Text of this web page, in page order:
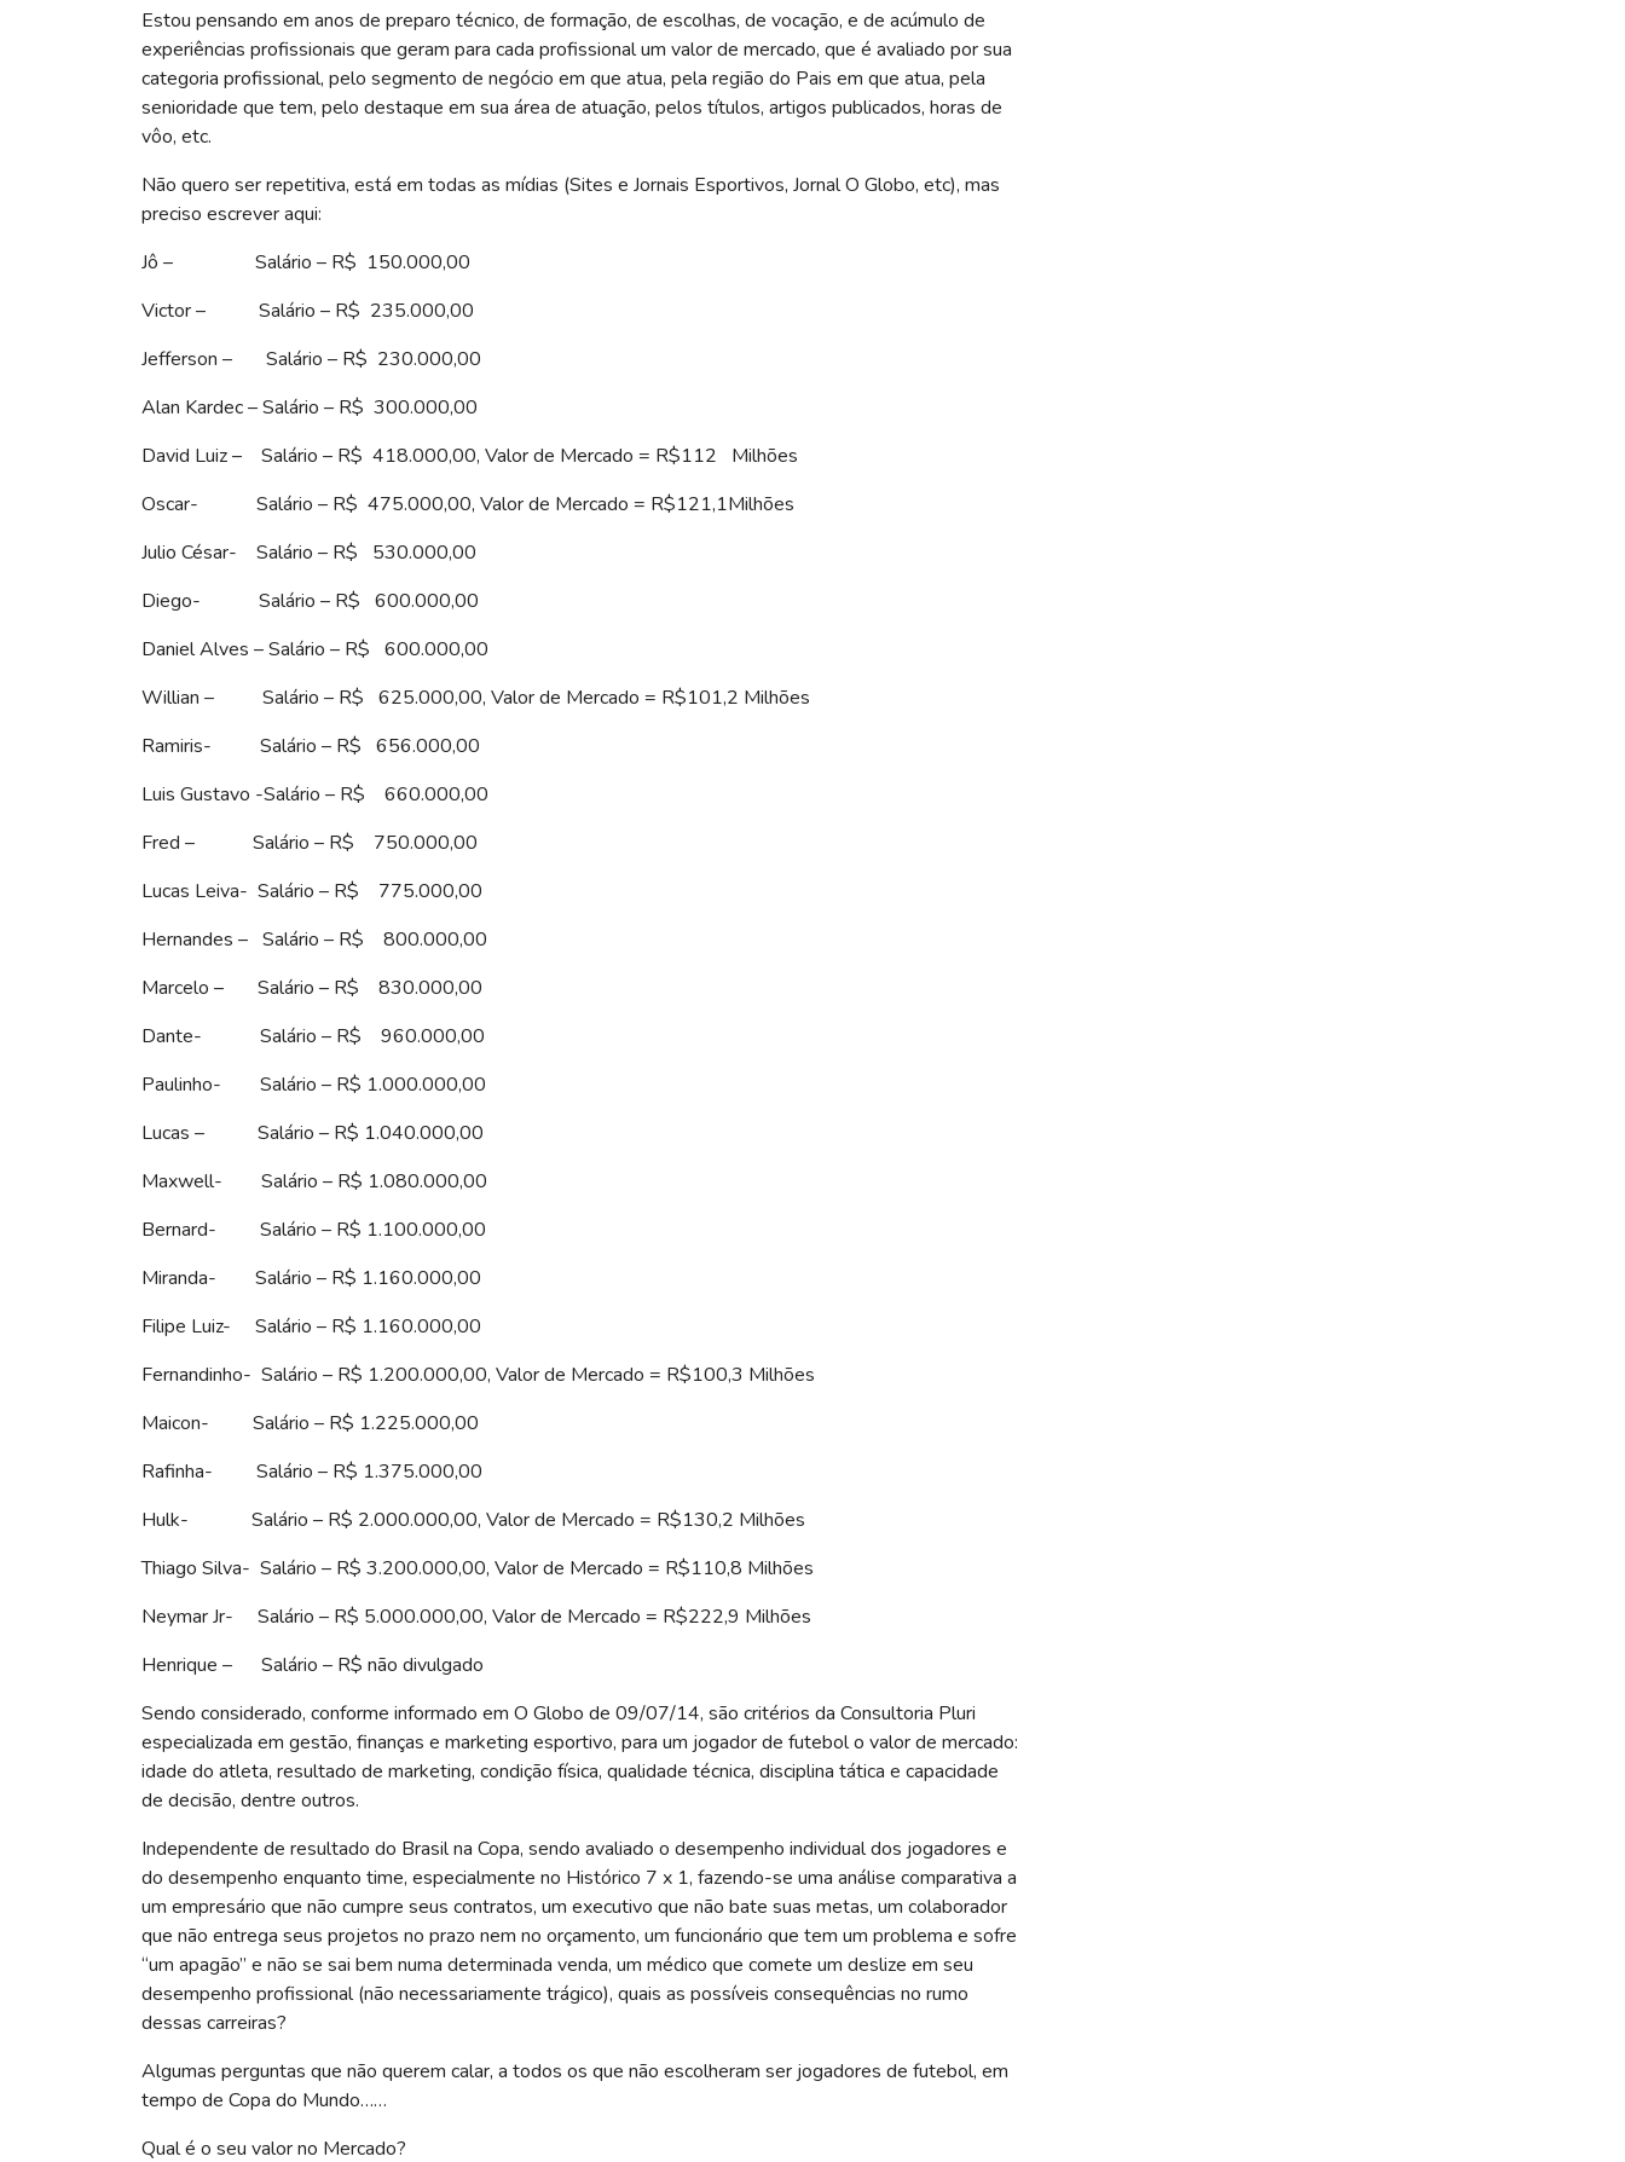
Estou pensando em anos de preparo técnico, de formação, de escolhas, de vocação, e de acúmulo de
experiências profissionais que geram para cada profissional um valor de mercado, que é avaliado por sua
categoria profissional, pelo segmento de negócio em que atua, pela região do Pais em que atua, pela
senioridade que tem, pelo destaque em sua área de atuação, pelos títulos, artigos publicados, horas de
vôo, etc.
Não quero ser repetitiva, está em todas as mídias (Sites e Jornais Esportivos, Jornal O Globo, etc), mas
preciso escrever aqui:
Jô – Salário – R$ 150.000,00
Victor – Salário – R$ 235.000,00
Jefferson – Salário – R$ 230.000,00
Alan Kardec – Salário – R$ 300.000,00
David Luiz – Salário – R$ 418.000,00, Valor de Mercado = R$112 Milhões
Oscar- Salário – R$ 475.000,00, Valor de Mercado = R$121,1Milhões
Julio César- Salário – R$ 530.000,00
Diego- Salário – R$ 600.000,00
Daniel Alves – Salário – R$ 600.000,00
Willian – Salário – R$ 625.000,00, Valor de Mercado = R$101,2 Milhões
Ramiris- Salário – R$ 656.000,00
Luis Gustavo -Salário – R$ 660.000,00
Fred – Salário – R$ 750.000,00
Lucas Leiva- Salário – R$ 775.000,00
Hernandes – Salário – R$ 800.000,00
Marcelo – Salário – R$ 830.000,00
Dante- Salário – R$ 960.000,00
Paulinho- Salário – R$ 1.000.000,00
Lucas – Salário – R$ 1.040.000,00
Maxwell- Salário – R$ 1.080.000,00
Bernard- Salário – R$ 1.100.000,00
Miranda- Salário – R$ 1.160.000,00
Filipe Luiz- Salário – R$ 1.160.000,00
Fernandinho- Salário – R$ 1.200.000,00, Valor de Mercado = R$100,3 Milhões
Maicon- Salário – R$ 1.225.000,00
Rafinha- Salário – R$ 1.375.000,00
Hulk- Salário – R$ 2.000.000,00, Valor de Mercado = R$130,2 Milhões
Thiago Silva- Salário – R$ 3.200.000,00, Valor de Mercado = R$110,8 Milhões
Neymar Jr- Salário – R$ 5.000.000,00, Valor de Mercado = R$222,9 Milhões
Henrique – Salário – R$ não divulgado
Sendo considerado, conforme informado em O Globo de 09/07/14, são critérios da Consultoria Pluri
especializada em gestão, finanças e marketing esportivo, para um jogador de futebol o valor de mercado:
idade do atleta, resultado de marketing, condição física, qualidade técnica, disciplina tática e capacidade
de decisão, dentre outros.
Independente de resultado do Brasil na Copa, sendo avaliado o desempenho individual dos jogadores e
do desempenho enquanto time, especialmente no Histórico 7 x 1, fazendo-se uma análise comparativa a
um empresário que não cumpre seus contratos, um executivo que não bate suas metas, um colaborador
que não entrega seus projetos no prazo nem no orçamento, um funcionário que tem um problema e sofre
“um apagão” e não se sai bem numa determinada venda, um médico que comete um deslize em seu
desempenho profissional (não necessariamente trágico), quais as possíveis consequências no rumo
dessas carreiras?
Algumas perguntas que não querem calar, a todos os que não escolheram ser jogadores de futebol, em
tempo de Copa do Mundo……
Qual é o seu valor no Mercado?